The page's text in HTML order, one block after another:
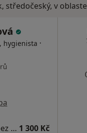
v
hygienista ·
Dentální hygiena - děti do 14ti let (bez air flow) 1 300 Kč